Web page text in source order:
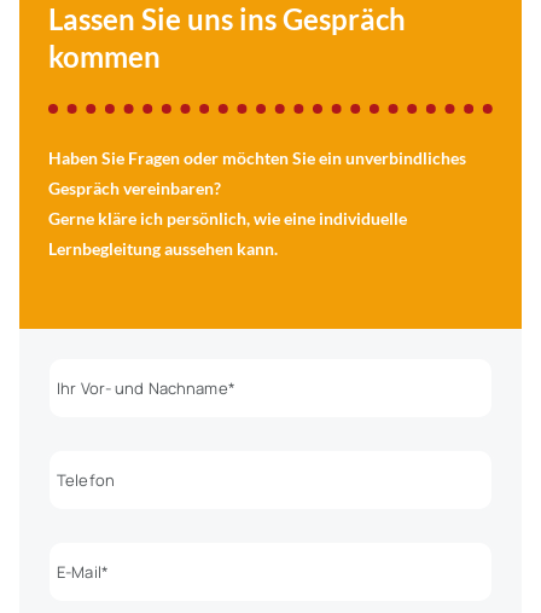
Lassen Sie uns ins Gespräch
kommen
Haben Sie Fragen oder möchten Sie ein unverbindliches
Gespräch vereinbaren?
Gerne kläre ich persönlich, wie eine individuelle
Lernbegleitung aussehen kann.